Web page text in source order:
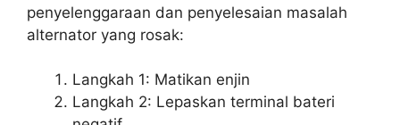
penyelenggaraan dan penyelesaian masalah
alternator yang rosak:
Langkah 1: Matikan enjin
Langkah 2: Lepaskan terminal bateri